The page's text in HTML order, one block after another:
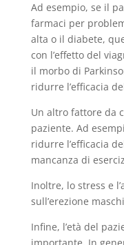
Ad esempio, se il
farmaci per
alta o il diabete,
con l’effetto del
il morbo di
ridurre l’efficacia
Un altro fattore da
paziente. Ad
ridurre l’efficacia
mancanza di
Inoltre, lo stress e
sull’erezione
Infine, l’età del